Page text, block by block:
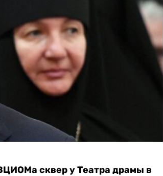
сквер у Театра драмы в